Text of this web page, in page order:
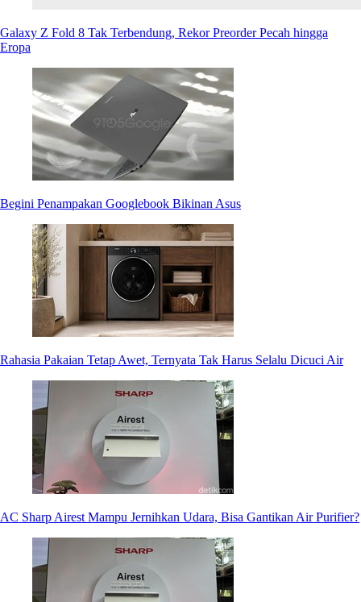
Galaxy Z Fold 8 Tak Terbendung, Rekor Preorder Pecah hingga
Eropa
Begini Penampakan Googlebook Bikinan Asus
Rahasia Pakaian Tetap Awet, Ternyata Tak Harus Selalu Dicuci Air
AC Sharp Airest Mampu Jernihkan Udara, Bisa Gantikan Air Purifier?